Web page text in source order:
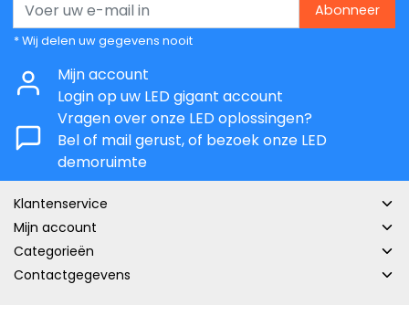
Abonneer
* Wij delen uw gegevens nooit
Mijn account
Login op uw LED gigant account
Vragen over onze LED oplossingen?
Bel of mail gerust, of bezoek onze LED
demoruimte
Klantenservice
Mijn account
Categorieën
Contactgegevens